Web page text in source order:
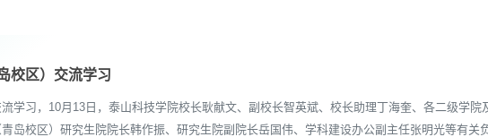
校区）交流学习
习，10月13日，泰山科技学院校长耿献文、副校长智英斌、校长助理丁海奎、各二级学院
岛校区）研究生院院长韩作振、研究生院副院长岳国伟、学科建设办公副主任张明光等有关